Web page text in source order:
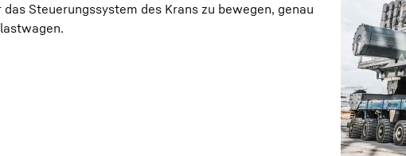
Steuerungssystem des Krans zu bewegen, genau